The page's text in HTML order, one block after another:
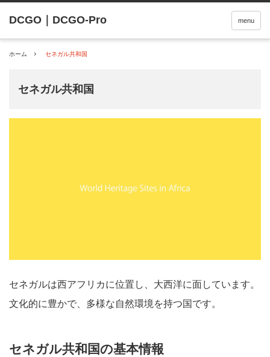
menu
ホーム セネガル共和国
セネガル共和国
セネガルは西アフリカに位置し、大西洋に面しています。
文化的に豊かで、多様な自然環境を持つ国です。
セネガル共和国の基本情報